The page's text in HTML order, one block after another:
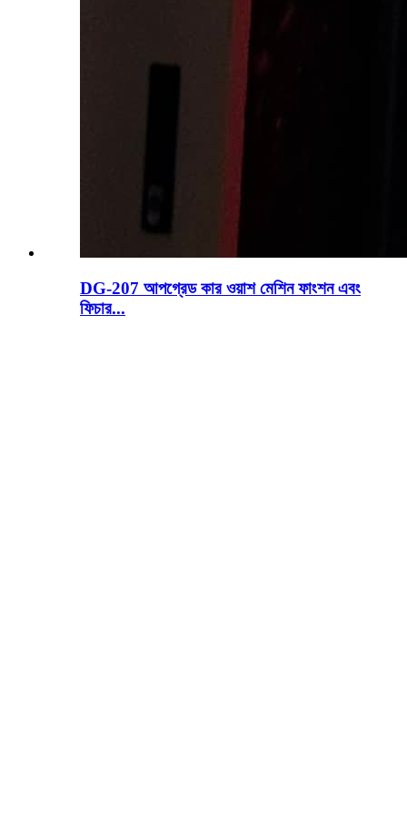
DG-207 আপগ্রেড কার ওয়াশ মেশিন ফাংশন এবং
ফিচার...